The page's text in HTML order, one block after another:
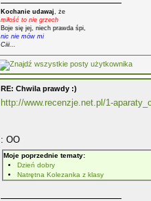
Kochanie udawaj, że
miłość to nie grzech
Boje się jej, niech prawda śpi,
nic nie mów mi
Ciii...
RE: Chwila prawdy :)
http://www.recenzje.net.pl/1-
: OO
Moje poprzednie tematy:
Dzień dobry
Natrętna Kolezanka z klasy